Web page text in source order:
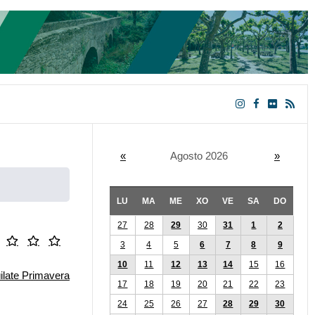
« Agosto 2026 »
LU MA ME XO VE SA DO
27 28 29 30 31 1
2
3
4 5 6 7 8
9
10
11 12 13 14 15
16
17
18 19 20 21 22
23
24
25 26 27 28 29
30